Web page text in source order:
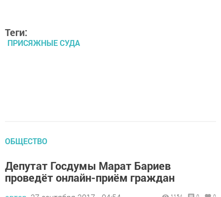
Теги:
ПРИСЯЖНЫЕ СУДА
ОБЩЕСТВО
Депутат Госдумы Марат Бариев
проведёт онлайн-приём граждан